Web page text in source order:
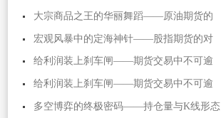
大宗商品之王的华丽舞蹈——原油期货的
宏观风暴中的定海神针——股指期货的对
给利润装上刹车闸——期货交易中不可逾
给利润装上刹车闸——期货交易中不可逾
多空博弈的终极密码——持仓量与K线形态